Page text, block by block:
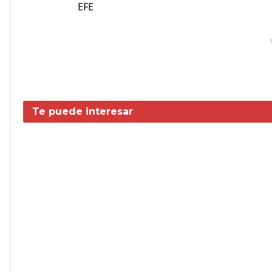
EFE
Te puede interesar